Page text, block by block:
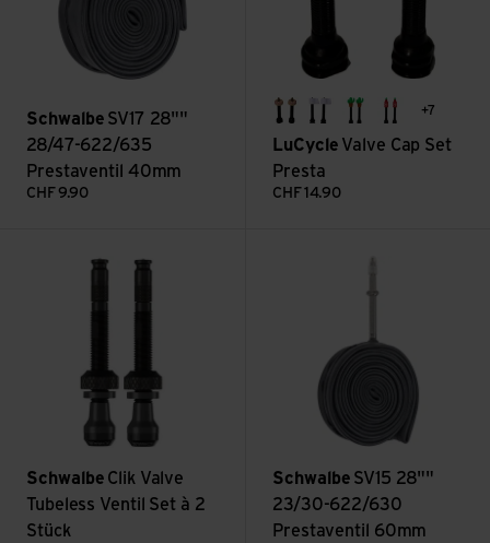
Schwalbe SV17 28""
28/47-622/635
Prestaventil 40mm
CHF 9.90
donuttoiletpaper
cactussir-acha
+7
LuCycle Valve Cap Set
Presta
CHF 14.90
Schwalbe Clik Valve
Tubeless Ventil Set à 2
Stück
Schwalbe SV15 28""
23/30-622/630
Prestaventil 60mm